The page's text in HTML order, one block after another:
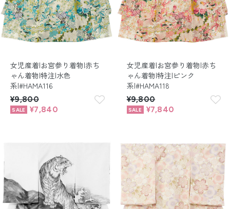
女児産着|お宮参り着物|赤ち
ゃん着物|特注|水色
系|#HAMA116
¥9,800
¥7,840
女児産着|お宮参り着物|赤ち
ゃん着物|特注|ピンク
系|#HAMA118
¥9,800
¥7,840